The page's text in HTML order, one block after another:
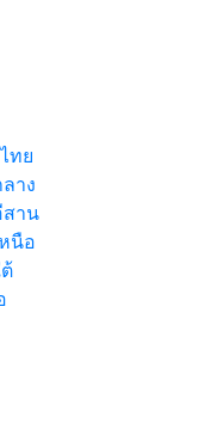
ทย
าง
าน
นือ